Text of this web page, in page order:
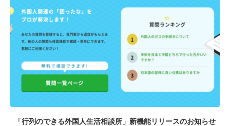
「行列のできる外国人生活相談所」新機能リリースのお知らせ